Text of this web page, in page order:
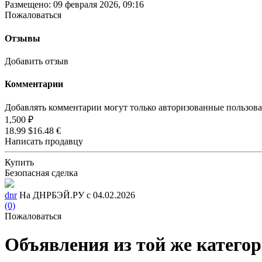
Размещено: 09 февраля 2026, 09:16
Пожаловаться
Отзывы
Добавить отзыв
Комментарии
Добавлять комментарии могут только авторизованные
1,500 ₽
18.99 $16.48 €
Написать продавцу
Купить
Безопасная сделка
dnr На ДНРБЭЙ.РУ с 04.02.2026
(0)
Пожаловаться
Объявления из той же